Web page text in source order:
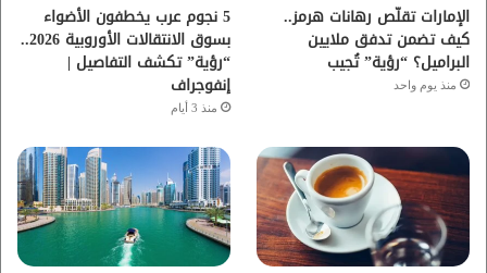
م
الإمارات تقلّص رهانات هرمز..
كيف تضمن تدفق ملايين
البراميل؟ “رؤية” تُجيب
منذ يوم واحد
5 نجوم عرب يخطفون الأضواء
بسوق الانتقالات الأوروبية 2026..
“رؤية” تكشف التفاصيل |
إنفوجراف
منذ 3 أيام